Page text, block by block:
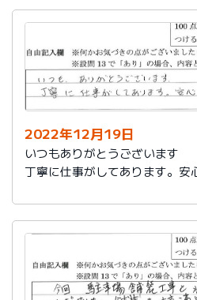
2022年12月19日
いつもありがとうございます
丁寧に仕事がしてあります。安